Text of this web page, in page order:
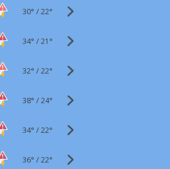
30° /22°
34° /21°
32° /22°
38° /24°
34° /22°
36° /22°